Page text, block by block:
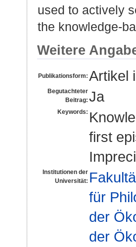
used to actively
the knowledge-
Weitere
Publikationsform: Artikel
Begutachteter
Beitrag: Ja
Keywords:
first
Institutionen der
Universität:
für
der
der